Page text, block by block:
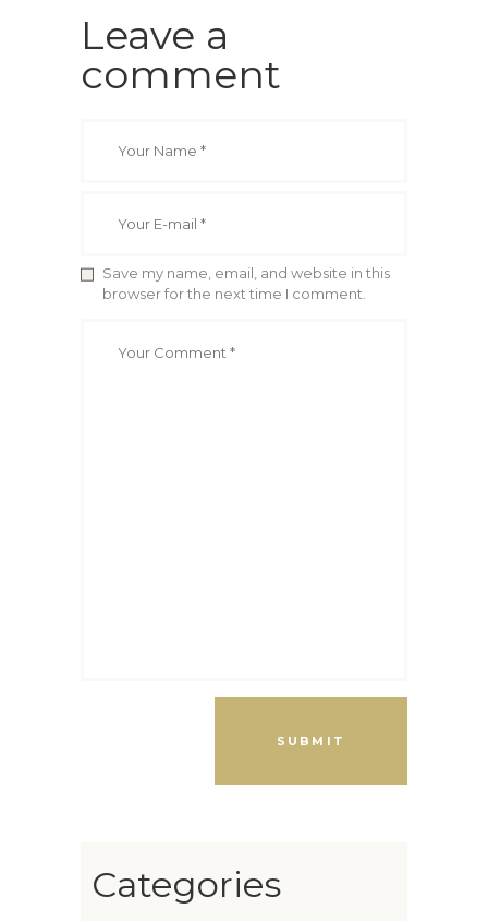
Leave a
comment
Save my name, email, and website in this
browser for the next time I comment.
Categories